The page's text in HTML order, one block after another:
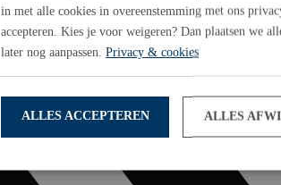
in met alle cookies in overeenstemming met ons
accepteren. Kies je voor weigeren? Dan plaatsen we
later nog aanpassen. Privacy & cookies
ALLES ACCEPTEREN ALLES